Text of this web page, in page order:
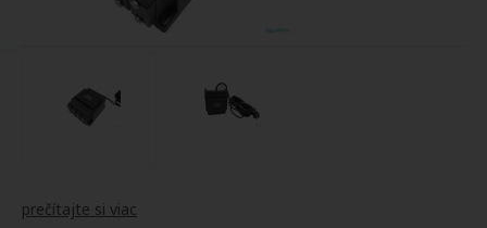
prečítajte si viac